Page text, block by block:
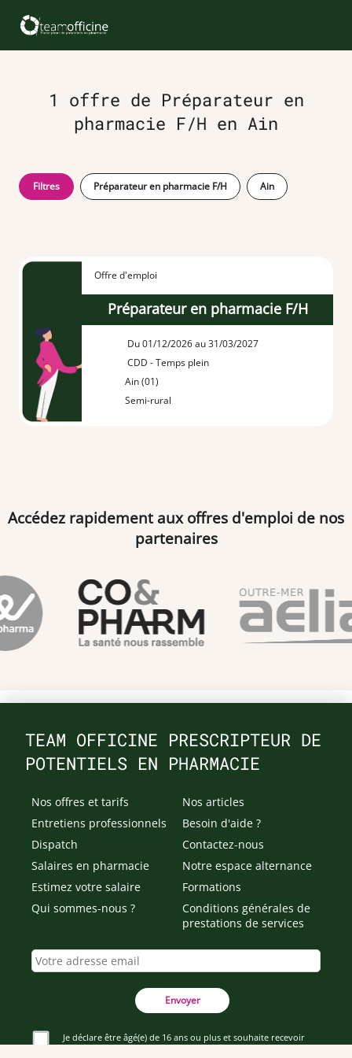
1 offre de Préparateur en
pharmacie F/H en Ain
Filtres Préparateur en pharmacie F/H Ain
Offre d'emploi
Préparateur en pharmacie F/H
Du 01/12/2026 au 31/03/2027
CDD - Temps plein
Ain (01)
Semi-rural
Accédez rapidement aux offres d'emploi de nos
partenaires
TEAM OFFICINE PRESCRIPTEUR DE
POTENTIELS EN PHARMACIE
Nos offres et tarifs
Entretiens professionnels
Dispatch
Salaires en pharmacie
Estimez votre salaire
Qui sommes-nous ?
Nos articles
Besoin d'aide ?
Contactez-nous
Notre espace alternance
Formations
Conditions générales de
prestations de services
Envoyer
Je déclare être âgé(e) de 16 ans ou plus et souhaite recevoir